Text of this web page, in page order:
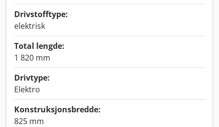
Drivstofftype:
elektrisk
Total lengde:
1 820 mm
Drivtype:
Elektro
Konstruksjonsbredde:
825 mm